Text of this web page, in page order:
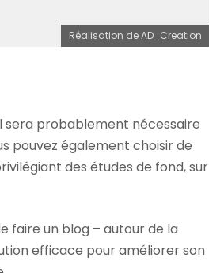
Réalisation de AD_Creation
sera probablement nécessaire
pouvez également choisir de
des études de fond, sur
faire un blog – autour de la
efficace pour améliorer son